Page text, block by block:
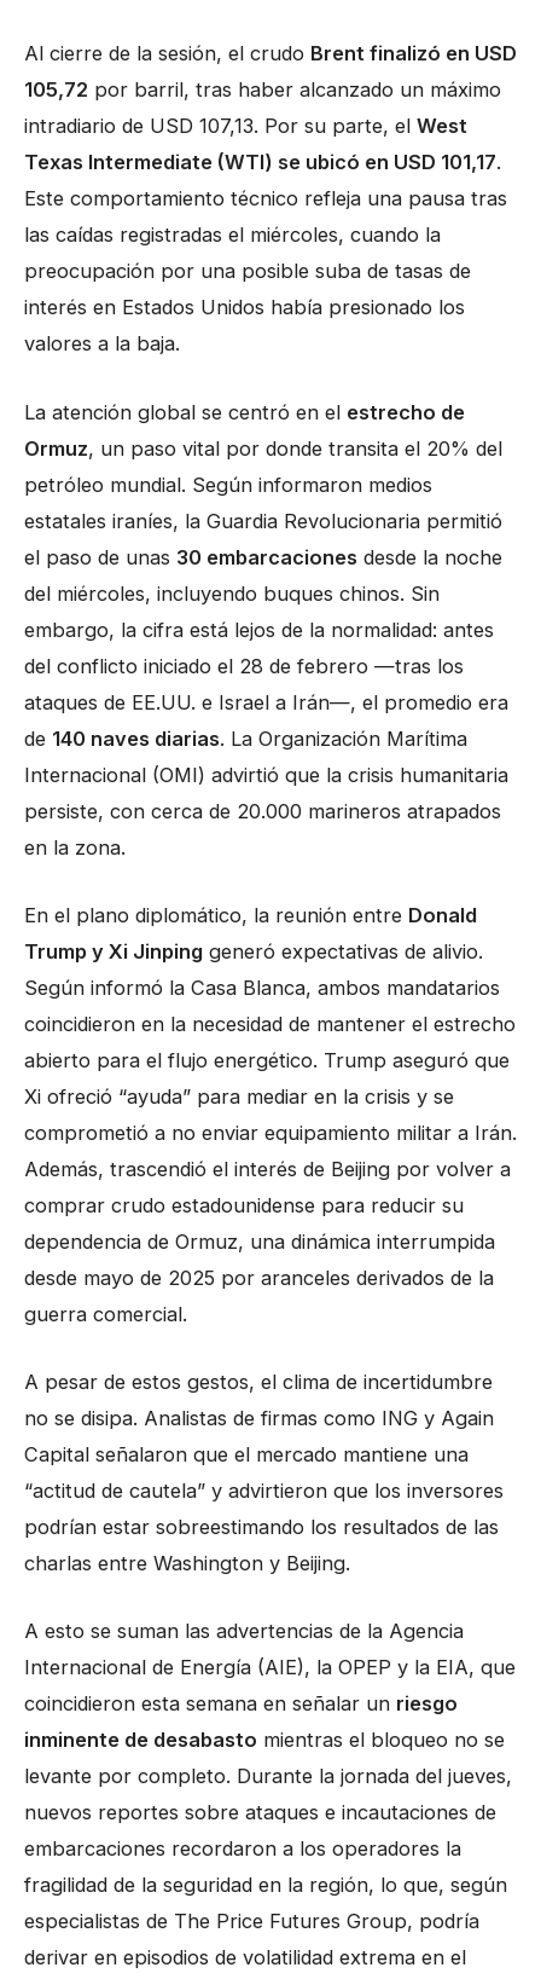
Al cierre de la sesión, el crudo Brent finalizó en USD
105,72 por barril, tras haber alcanzado un máximo
intradiario de USD 107,13. Por su parte, el West
Texas Intermediate (WTI) se ubicó en USD 101,17.
Este comportamiento técnico refleja una pausa tras
las caídas registradas el miércoles, cuando la
preocupación por una posible suba de tasas de
interés en Estados Unidos había presionado los
valores a la baja.
La atención global se centró en el estrecho de
Ormuz, un paso vital por donde transita el 20% del
petróleo mundial. Según informaron medios
estatales iraníes, la Guardia Revolucionaria permitió
el paso de unas 30 embarcaciones desde la noche
del miércoles, incluyendo buques chinos. Sin
embargo, la cifra está lejos de la normalidad: antes
del conflicto iniciado el 28 de febrero —tras los
ataques de EE.UU. e Israel a Irán—, el promedio era
de 140 naves diarias. La Organización Marítima
Internacional (OMI) advirtió que la crisis humanitaria
persiste, con cerca de 20.000 marineros atrapados
en la zona.
En el plano diplomático, la reunión entre Donald
Trump y Xi Jinping generó expectativas de alivio.
Según informó la Casa Blanca, ambos mandatarios
coincidieron en la necesidad de mantener el estrecho
abierto para el flujo energético. Trump aseguró que
Xi ofreció “ayuda” para mediar en la crisis y se
comprometió a no enviar equipamiento militar a Irán.
Además, trascendió el interés de Beijing por volver a
comprar crudo estadounidense para reducir su
dependencia de Ormuz, una dinámica interrumpida
desde mayo de 2025 por aranceles derivados de la
guerra comercial.
A pesar de estos gestos, el clima de incertidumbre
no se disipa. Analistas de firmas como ING y Again
Capital señalaron que el mercado mantiene una
“actitud de cautela” y advirtieron que los inversores
podrían estar sobreestimando los resultados de las
charlas entre Washington y Beijing.
A esto se suman las advertencias de la Agencia
Internacional de Energía (AIE), la OPEP y la EIA, que
coincidieron esta semana en señalar un riesgo
inminente de desabasto mientras el bloqueo no se
levante por completo. Durante la jornada del jueves,
nuevos reportes sobre ataques e incautaciones de
embarcaciones recordaron a los operadores la
fragilidad de la seguridad en la región, lo que, según
especialistas de The Price Futures Group, podría
derivar en episodios de volatilidad extrema en el